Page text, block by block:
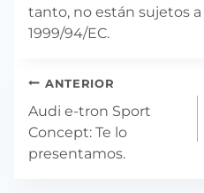
tanto, no están sujetos a
1999/94/EC.
Navegación
de
entradas
ANTERIOR
Audi e-tron Sport
Concept: Te lo
presentamos.